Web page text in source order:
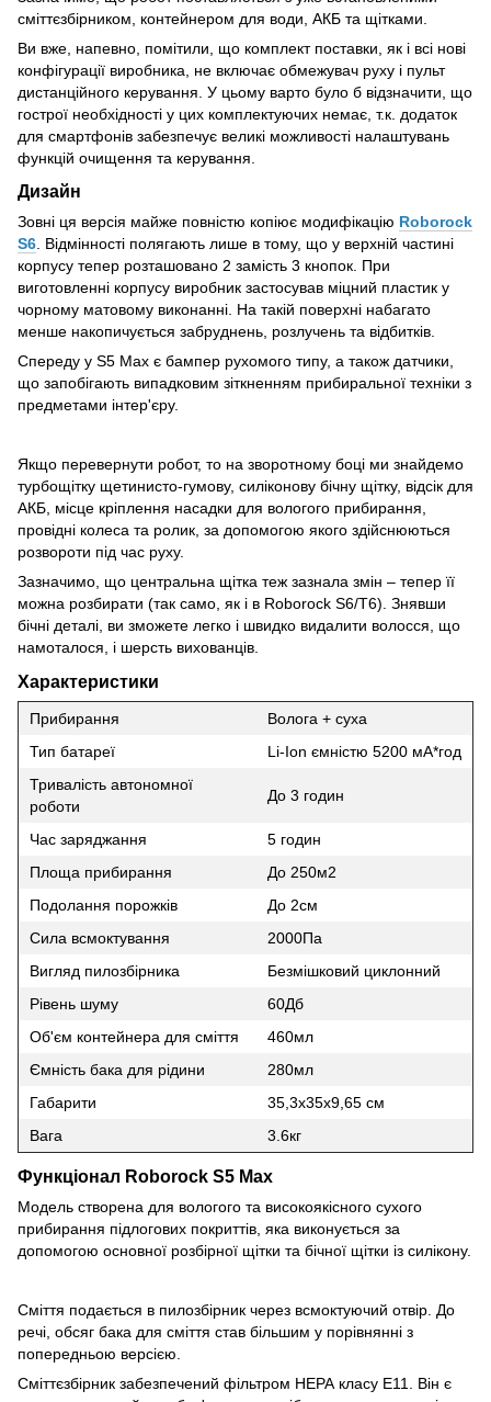
сміттєзбірником, контейнером для води, АКБ та щітками.
Ви вже, напевно, помітили, що комплект поставки, як і всі нові
конфігурації виробника, не включає обмежувач руху і пульт
дистанційного керування. У цьому варто було б відзначити, що
гострої необхідності у цих комплектуючих немає, т.к. додаток
для смартфонів забезпечує великі можливості налаштувань
функцій очищення та керування.
Дизайн
Зовні ця версія майже повністю копіює модифікацію Roborock
S6. Відмінності полягають лише в тому, що у верхній частині
корпусу тепер розташовано 2 замість 3 кнопок. При
виготовленні корпусу виробник застосував міцний пластик у
чорному матовому виконанні. На такій поверхні набагато
менше накопичується забруднень, розлучень та відбитків.
Спереду у S5 Max є бампер рухомого типу, а також датчики,
що запобігають випадковим зіткненням прибиральної техніки з
предметами інтер'єру.
Якщо перевернути робот, то на зворотному боці ми знайдемо
турбощітку щетинисто-гумову, силіконову бічну щітку, відсік для
АКБ, місце кріплення насадки для вологого прибирання,
провідні колеса та ролик, за допомогою якого здійснюються
розвороти під час руху.
Зазначимо, що центральна щітка теж зазнала змін – тепер її
можна розбирати (так само, як і в Roborock S6/T6). Знявши
бічні деталі, ви зможете легко і швидко видалити волосся, що
намоталося, і шерсть вихованців.
Характеристики
Прибирання
Волога + суха
Тип батареї
Li-Ion ємністю 5200 мА*год
Тривалість автономної
роботи
До 3 годин
Час заряджання
5 годин
Площа прибирання
До 250м2
Подолання порожків
До 2см
Сила всмоктування
2000Па
Вигляд пилозбірника
Безмішковий циклонний
Рівень шуму
60Дб
Об'єм контейнера для сміття
460мл
Ємність бака для рідини
280мл
Габарити
35,3х35х9,65 см
Вага
3.6кг
Функціонал Roborock S5 Max
Модель створена для вологого та високоякісного сухого
прибирання підлогових покриттів, яка виконується за
допомогою основної розбірної щітки та бічної щітки із силікону.
Сміття подається в пилозбірник через всмоктуючий отвір. До
речі, обсяг бака для сміття став більшим у порівнянні з
попередньою версією.
Сміттєзбірник забезпечений фільтром НЕРА класу Е11. Він є